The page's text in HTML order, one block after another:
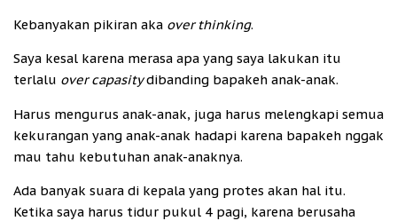
Kebanyakan pikiran aka over thinking.
Saya kesal karena merasa apa yang saya lakukan itu
terlalu over capasitydibanding bapakeh anak-anak.
Harus mengurus anak-anak, juga harus melengkapi semua
kekurangan yang anak-anak hadapi karena bapakeh nggak
mau tahu kebutuhan anak-anaknya.
Ada banyak suara di kepala yang protes akan hal itu.
Ketika saya harus tidur pukul 4 pagi, karena berusaha